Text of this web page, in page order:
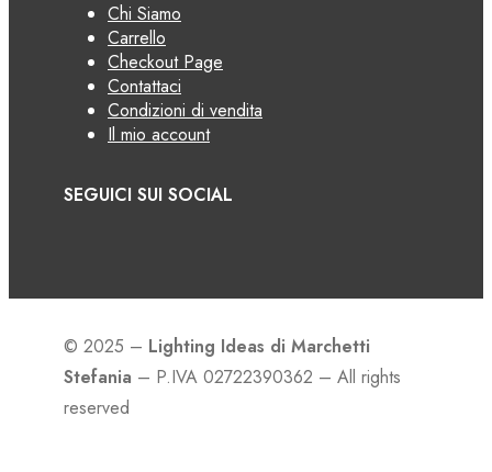
Chi Siamo
Carrello
Checkout Page
Contattaci
Condizioni di vendita
Il mio account
SEGUICI SUI SOCIAL
© 2025 – Lighting Ideas di Marchetti
Stefania – P.IVA 02722390362 – All rights
reserved